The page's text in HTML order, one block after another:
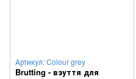
Артикул: Colour grey
Brutting - взуття для